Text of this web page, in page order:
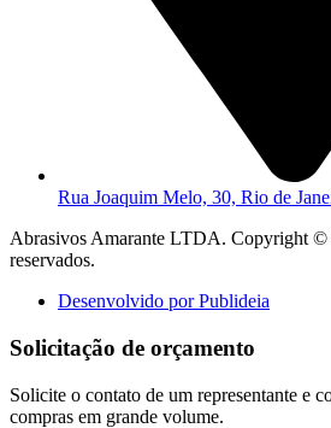
Rua Joaquim Melo, 30, Rio de
Abrasivos Amarante LTDA. Copyright ©
reservados.
Desenvolvido por Publideia
Solicitação de orçamento
Solicite o contato de um representante e
compras em grande volume.